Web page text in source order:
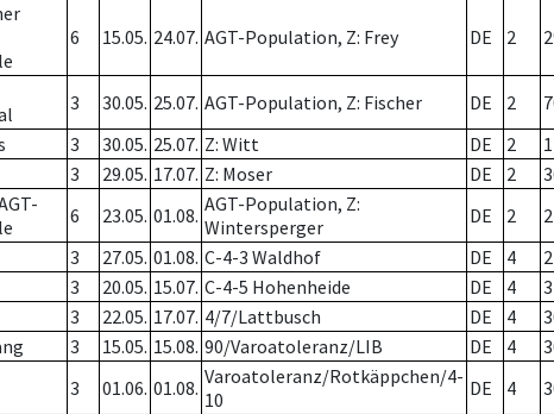
6 15.05. 24.07. AGT-Population, Z: Frey DE 2
3 30.05. 25.07. AGT-Population, Z: Fischer DE 2
3 30.05. 25.07. Z: Witt DE 2
3 29.05. 17.07. Z: Moser DE 2
6 23.05. 01.08. AGT-Population, Z:
Wintersperger
DE 2
3 27.05. 01.08. C-4-3 Waldhof DE 4
3 20.05. 15.07. C-4-5 Hohenheide DE 4
3 22.05. 17.07. 4/7/Lattbusch DE 4
3 15.05. 15.08. 90/Varoatoleranz/LIB DE 4
3 01.06. 01.08. Varoatoleranz/Rotkäppchen/4-
10
DE 4